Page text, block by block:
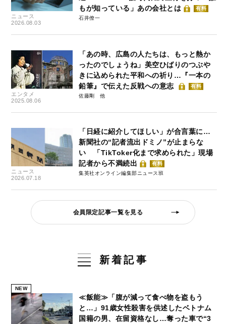
ニュース
2026.08.03
もが知っている」あの会社とは
有料
石井僚一
エンタメ
2025.08.06
「あの時、広島の人たちは、もっと熱か
ったのでしょうね」美空ひばりのつぶや
きに込められた平和への祈り…『一本の
鉛筆』で伝えた反戦への意志
有料
佐藤剛
ニュース
2026.07.18
「日経に紹介してほしい」が合言葉に…
新聞社の“記者流出ドミノ”が止まらな
い 「TikToker化まで求められた」現場
記者から不満続出
有料
集英社オンライン編集部ニュース班
会員限定記事一覧を見る
新着記事
NEW
≪飯能≫「腹が減って食べ物を盗もう
と…」91歳女性殺害を供述したベトナム
国籍の男、在留資格なし…奪った車で“3